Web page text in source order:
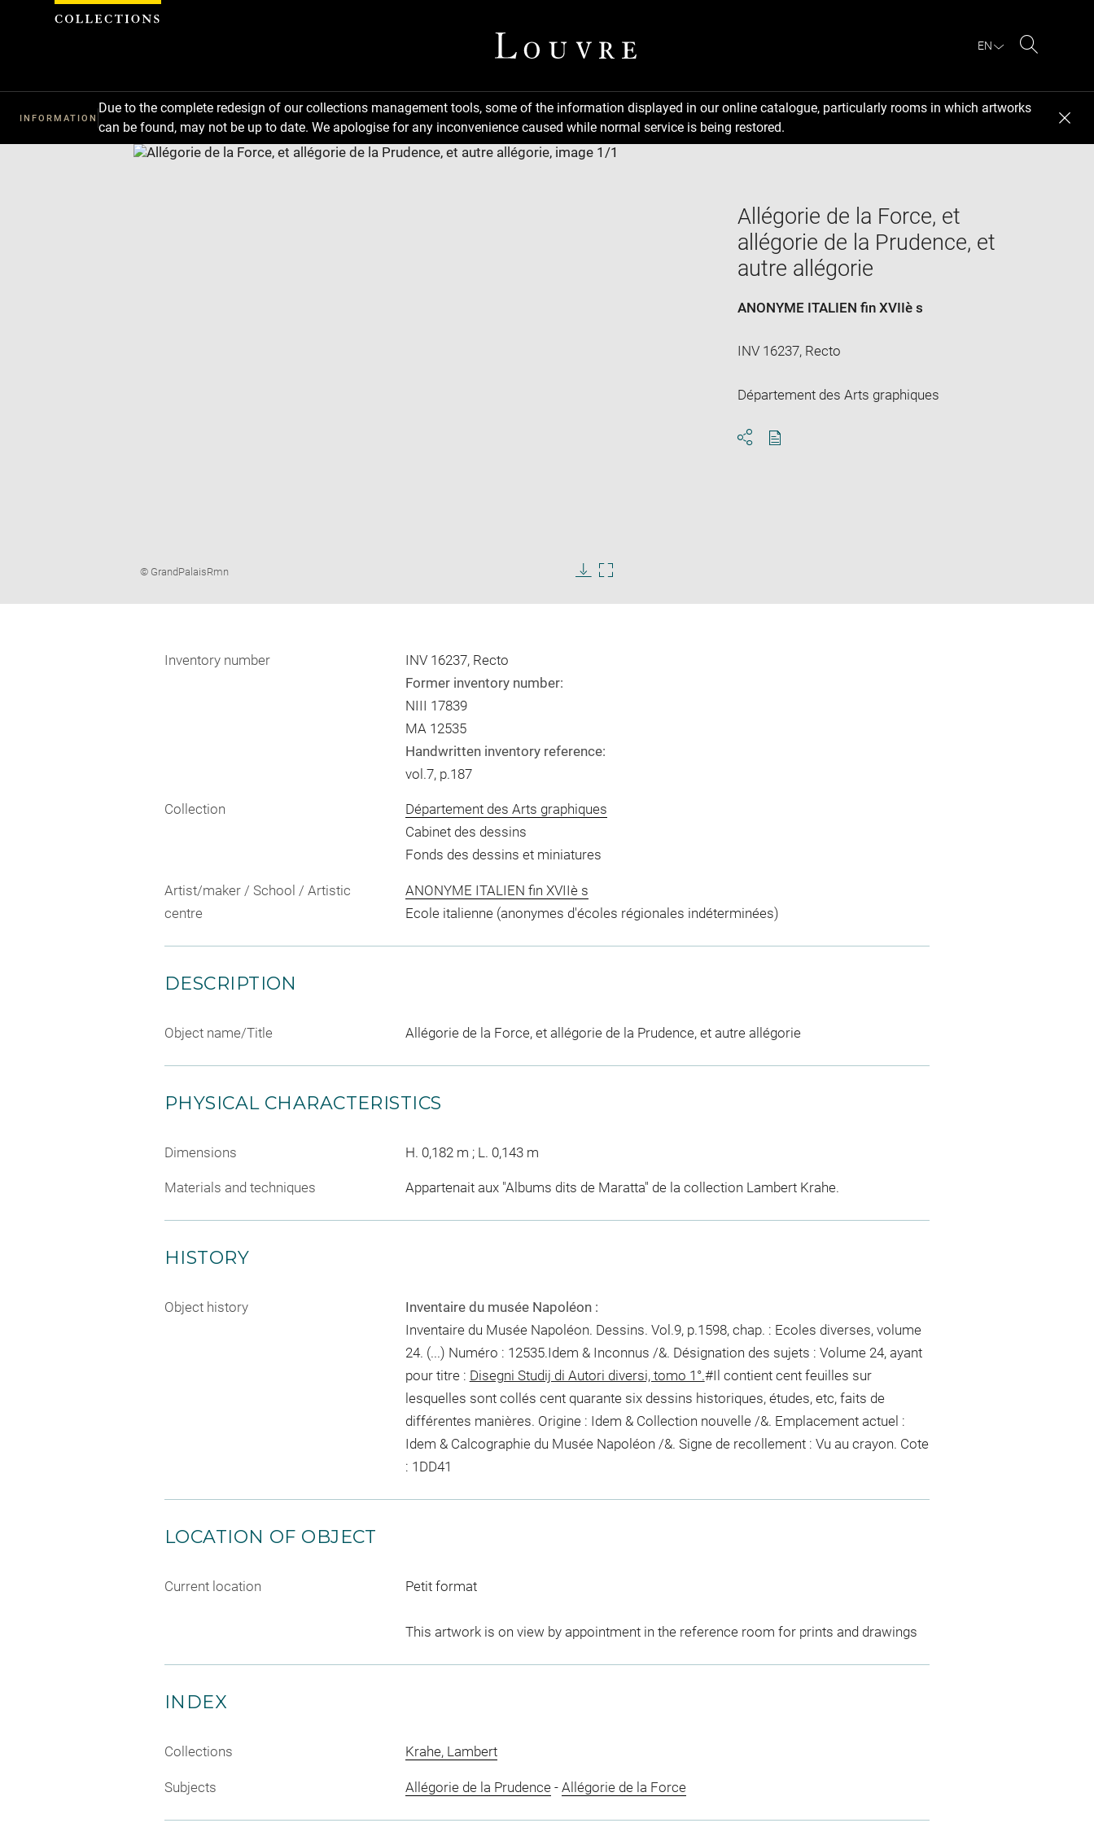
EN
INFORMATION
Due to the complete redesign of our collections management tools, some of the information displayed in our online catalogue, particularly rooms in which artworks
can be found, may not be up to date. We apologise for any inconvenience caused while normal service is being restored.
new
Image
© GrandPalaisRmn
imageimage
Allégorie de la Force, et
allégorie de la Prudence, et
autre allégorie
ANONYME ITALIEN fin XVIIè s
INV 16237, Recto
Département des Arts graphiques
Inventory number
INV 16237, Recto
Former inventory number:
NIII 17839
MA 12535
Handwritten inventory reference:
vol.7, p.187
Collection
Département des Arts graphiques
Cabinet des dessins
Fonds des dessins et miniatures
Artist/maker / School / Artistic
centre
ANONYME ITALIEN fin XVIIè s
Ecole italienne (anonymes d'écoles régionales indéterminées)
DESCRIPTION
Object name/Title Allégorie de la Force, et allégorie de la Prudence, et autre allégorie
PHYSICAL CHARACTERISTICS
Dimensions H. 0,182 m ; L. 0,143 m
Materials and techniques Appartenait aux "Albums dits de Maratta" de la collection Lambert Krahe.
HISTORY
Object history
Inventaire du musée Napoléon :
Inventaire du Musée Napoléon. Dessins. Vol.9, p.1598, chap. : Ecoles diverses, volume
24. (...) Numéro : 12535.Idem & Inconnus /&. Désignation des sujets : Volume 24, ayant
pour titre : Disegni Studij di Autori diversi, tomo 1°.#Il contient cent feuilles sur
lesquelles sont collés cent quarante six dessins historiques, études, etc, faits de
différentes manières. Origine : Idem & Collection nouvelle /&. Emplacement actuel :
Idem & Calcographie du Musée Napoléon /&. Signe de recollement : Vu au crayon. Cote
: 1DD41
LOCATION OF OBJECT
Current location Petit format
This artwork is on view by appointment in the reference room for prints and drawings
INDEX
Collections Krahe, Lambert
Subjects Allégorie de la Prudence- Allégorie de la Force
Cookies management panel